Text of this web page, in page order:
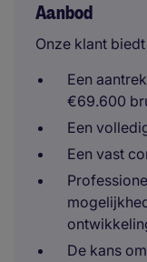
Aanbod
Onze klant biedt
Een
€69.600
Een
Een vast
De kans